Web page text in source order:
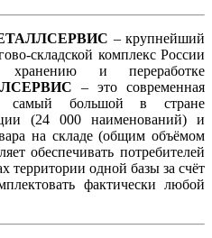
– крупнейший
складской комплекс России
и переработке
– это современная
самый большой в стране
(24 000 наименований) и
на складе (общим объёмом
обеспечивать потребителей
территории одной базы за счёт
фактически любой